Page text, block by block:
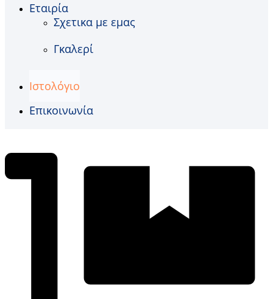
Εταιρία
Σχετικα με εμας
Γκαλερί
Ιστολόγιο
Επικοινωνία